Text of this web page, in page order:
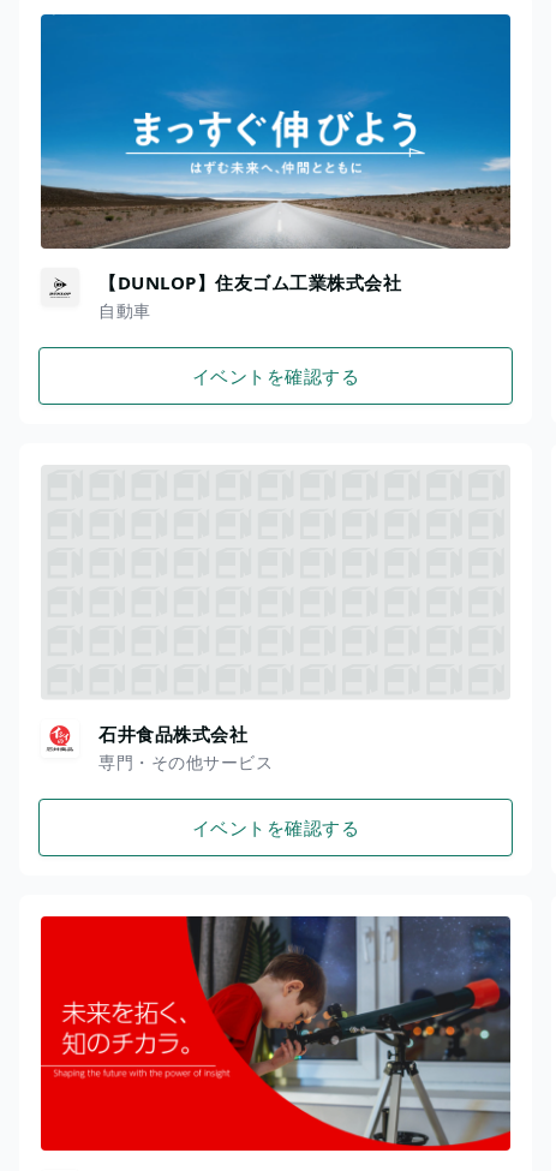
【DUNLOP】住友ゴム工業株式会社
自動車
イベントを確認する
石井食品株式会社
専門・その他サービス
イベントを確認する